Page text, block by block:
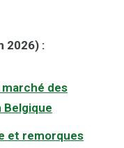
2026) :
marché des
et remorques